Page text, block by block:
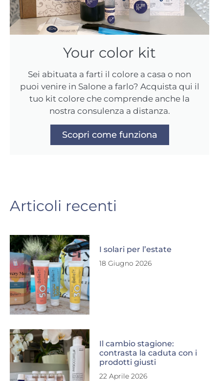
Your color kit
Sei abituata a farti il colore a casa o non
puoi venire in Salone a farlo? Acquista qui il
tuo kit colore che comprende anche la
nostra consulenza a distanza.
Scopri come funziona
Articoli recenti
I solari per l’estate
18 Giugno 2026
Il cambio stagione:
contrasta la caduta con i
prodotti giusti
22 Aprile 2026